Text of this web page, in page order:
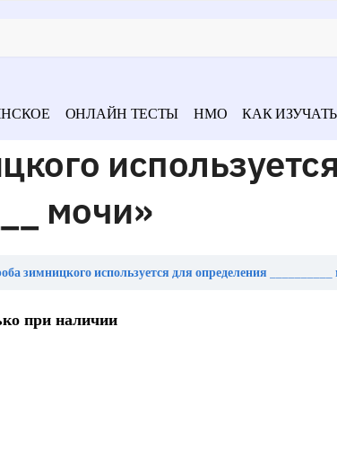
ОНЛАЙН ТЕСТЫ НМО КАК ИЗУЧАТЬ
мочи»
зимницкого используется для определения
при наличии